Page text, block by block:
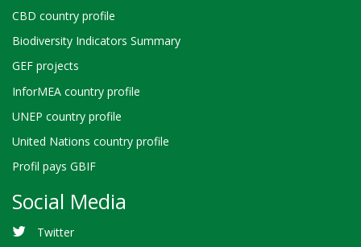
CBD country profile
Biodiversity Indicators Summary
GEF projects
InforMEA country profile
UNEP country profile
United Nations country profile
Profil pays GBIF
Social Media
Twitter